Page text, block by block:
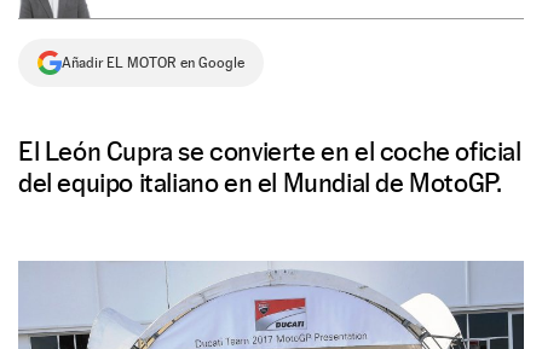
Añadir EL MOTOR en Google
El León Cupra se convierte en el coche oficial
del equipo italiano en el Mundial de MotoGP.